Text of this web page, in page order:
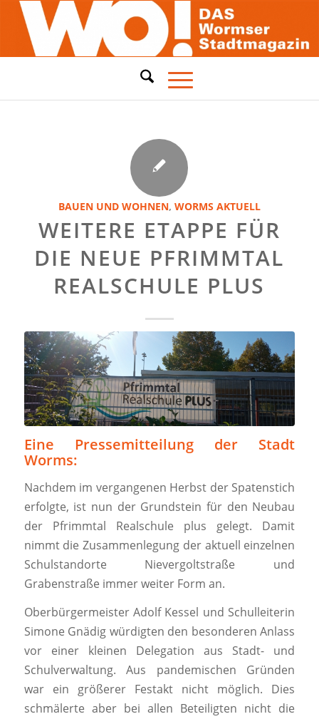
BAUEN UND WOHNEN, WORMS AKTUELL
WEITERE ETAPPE FÜR
DIE NEUE PFRIMMTAL
REALSCHULE PLUS
Eine Pressemitteilung der Stadt
Worms:
Nachdem im vergangenen Herbst der Spatenstich
erfolgte, ist nun der Grundstein für den Neubau
der Pfrimmtal Realschule plus gelegt. Damit
nimmt die Zusammenlegung der aktuell einzelnen
Schulstandorte Nievergoltstraße und
Grabenstraße immer weiter Form an.
Oberbürgermeister Adolf Kessel und Schulleiterin
Simone Gnädig würdigten den besonderen Anlass
vor einer kleinen Delegation aus Stadt- und
Schulverwaltung. Aus pandemischen Gründen
war ein größerer Festakt nicht möglich. Dies
schmälerte aber bei allen Beteiligten nicht die